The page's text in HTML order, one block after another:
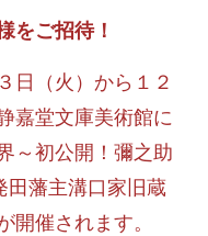
をご招待！
日（火）から１２
嘉堂文庫美術館に
～初公開！彌之助
田藩主溝口家旧蔵
開催されます。